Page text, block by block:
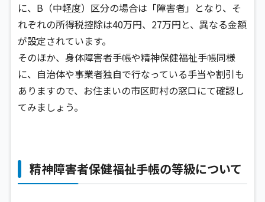
に、B（中軽度）区分の場合は「障害者」となり、そ
れぞれの所得税控除は40万円、27万円と、異なる金額
が設定されています。
そのほか、身体障害者手帳や精神保健福祉手帳同様
に、自治体や事業者独自で行なっている手当や割引も
ありますので、お住まいの市区町村の窓口にて確認し
てみましょう。
精神障害者保健福祉手帳の等級について